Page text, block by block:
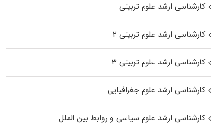
کارشناسی ارشد علوم تربیتی
کارشناسی ارشد علوم تربیتی ۲
کارشناسی ارشد علوم تربیتی ۳
کارشناسی ارشد علوم جغرافیایی
کارشناسی ارشد علوم سیاسی و روابط بین الملل